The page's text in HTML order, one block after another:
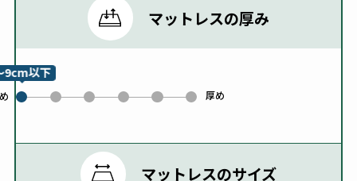
マットレスの厚み
0
9cm以下
1 2 3 4 厚め
5
マットレスのサイズ